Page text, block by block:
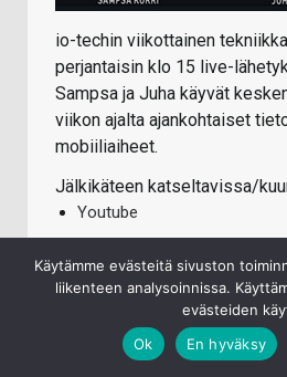
io-techin viikottainen
perjantaisin klo 15 live-
Sampsa ja Juha käyvät
viikon ajalta ajankohtaiset
mobiiliaiheet.
Jälkikäteen katseltavissa/
Youtube
Spotify
Käytämme evästeitä sivuston
liikenteen analysoinnissa.
evästeiden
Ok
En hyväksy